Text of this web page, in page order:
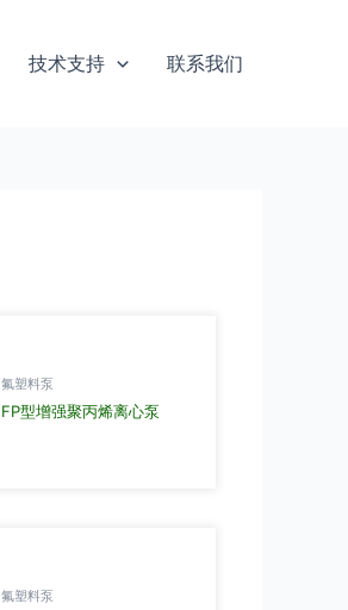
技术支持 联系我们
氟塑料泵
FP型增强聚丙烯离心泵
氟塑料泵